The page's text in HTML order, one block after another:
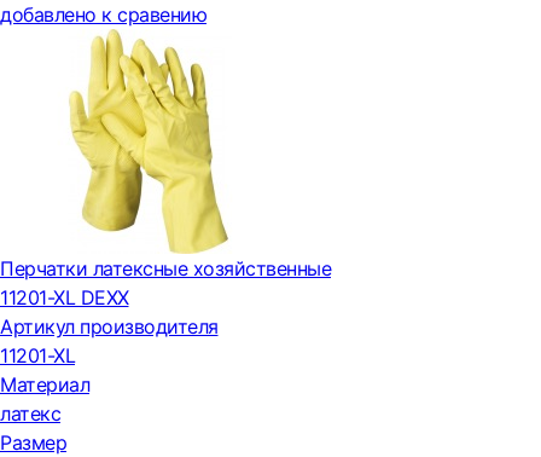
добавлено к сравению
Перчатки латексные хозяйственные
11201-XL DEXX
Артикул производителя
11201-XL
Материал
латекс
Размер